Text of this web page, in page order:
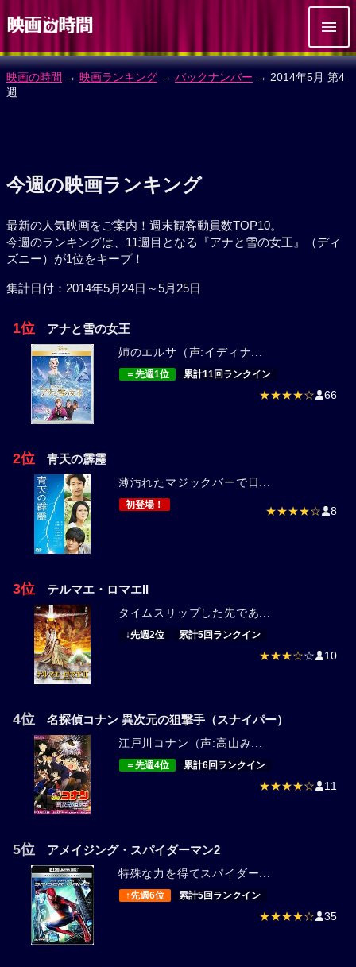
映画の時間 → 映画ランキング → バックナンバー → 2014年5月 第4
週
今週の映画ランキング
最新の人気映画をご案内！週末観客動員数TOP10。
今週のランキングは、11週目となる『アナと雪の女王』（ディ
ズニー）が1位をキープ！
集計日付：2014年5月24日～5月25日
1位 アナと雪の女王
姉のエルサ（声:イディナ...
＝先週1位 累計11回ランクイン
★★★★☆ 66
2位 青天の霹靂
薄汚れたマジックバーで日...
初登場！ ★★★★☆ 8
3位 テルマエ・ロマエII
タイムスリップした先であ...
↓先週2位 累計5回ランクイン
★★★☆☆ 10
4位 名探偵コナン 異次元の狙撃手（スナイパー）
江戸川コナン（声:高山み...
＝先週4位 累計6回ランクイン
★★★★☆ 11
5位 アメイジング・スパイダーマン2
特殊な力を得てスパイダー...
↑先週6位 累計5回ランクイン
★★★★☆ 35